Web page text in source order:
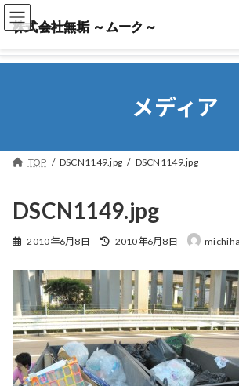
株式会社無垢 ～ムーク～
株式会社無垢 ～ムーク～
メディア
TOP DSCN1149.jpg DSCN1149.jpg
DSCN1149.jpg
2010年6月8日
最
新
日
時
:
2010年6月8日